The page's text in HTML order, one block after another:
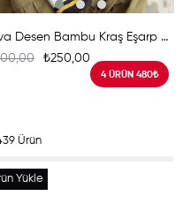
Riva Desen Bambu Kraş Eşarp Siyah
₺250,00
4 ÜRÜN 480₺
Ürün
Yükle